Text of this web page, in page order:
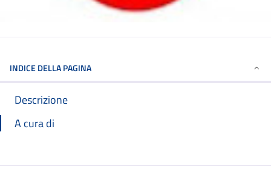
INDICE DELLA PAGINA
Descrizione
A cura di